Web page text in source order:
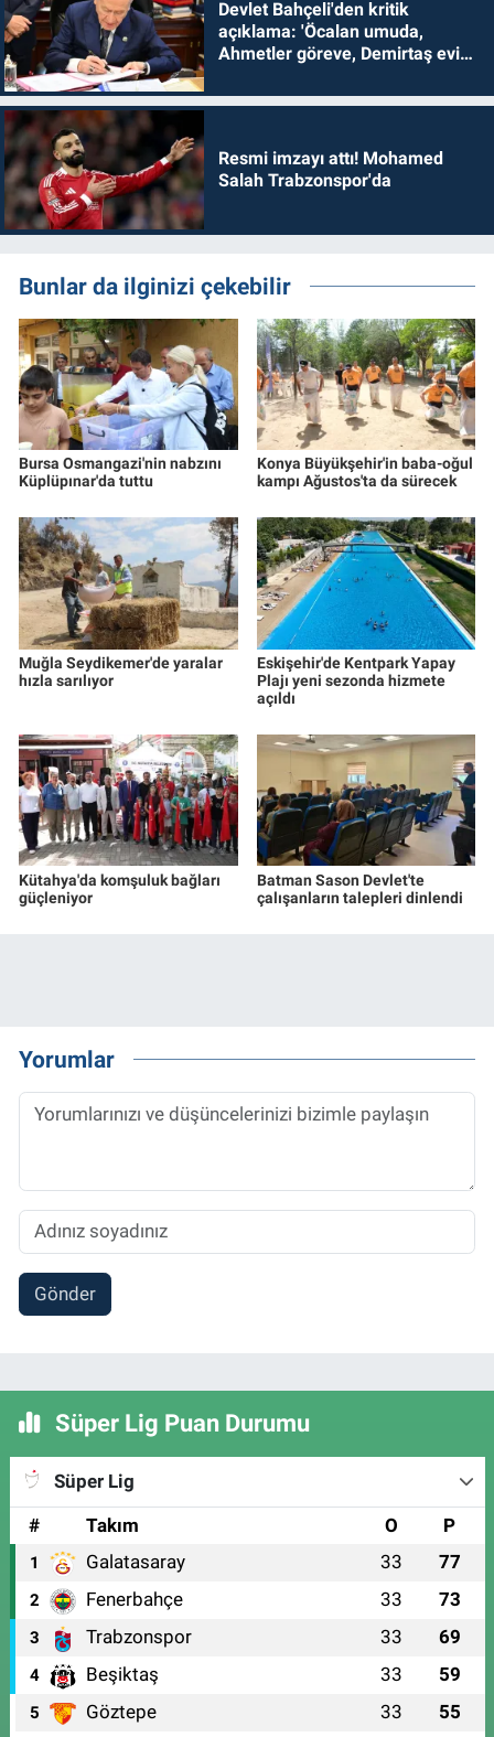
Devlet Bahçeli'den kritik
açıklama: 'Öcalan umuda,
Ahmetler göreve, Demirtaş evine
Resmi imzayı attı! Mohamed
Salah Trabzonspor'da
Bunlar da ilginizi çekebilir
Bursa Osmangazi'nin nabzını
Küplüpınar'da tuttu
Konya Büyükşehir'in baba-oğul
kampı Ağustos'ta da sürecek
Muğla Seydikemer'de yaralar
hızla sarılıyor
Eskişehir'de Kentpark Yapay
Plajı yeni sezonda hizmete
açıldı
Kütahya'da komşuluk bağları
güçleniyor
Batman Sason Devlet'te
çalışanların talepleri dinlendi
Yorumlar
Gönder
Süper Lig Puan Durumu
Süper Lig
#
Takım O P
1 Galatasaray 33 77
2 Fenerbahçe 33 73
3 Trabzonspor 33 69
4 Beşiktaş 33 59
5 Göztepe 33 55